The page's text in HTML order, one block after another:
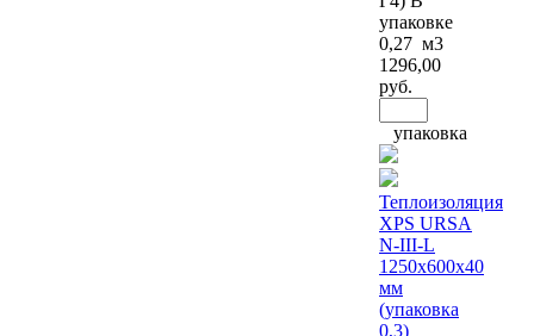
упаковке
0,27 м3
1296,00
руб.
упаковка
Теплоизоляция
XPS URSA
N-III-L
1250x600x40
мм
(упаковка
0,3)